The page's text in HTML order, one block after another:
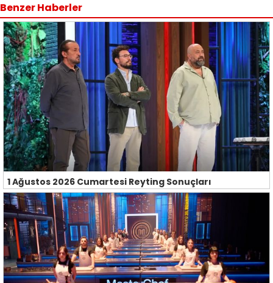
Benzer Haberler
1 Ağustos 2026 Cumartesi Reyting Sonuçları